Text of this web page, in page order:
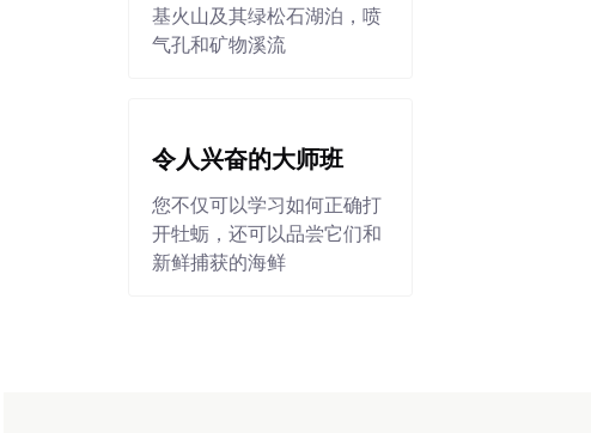
基火山及其绿松石湖泊，喷
气孔和矿物溪流
令人兴奋的大师班
您不仅可以学习如何正确打
开牡蛎，还可以品尝它们和
新鲜捕获的海鲜